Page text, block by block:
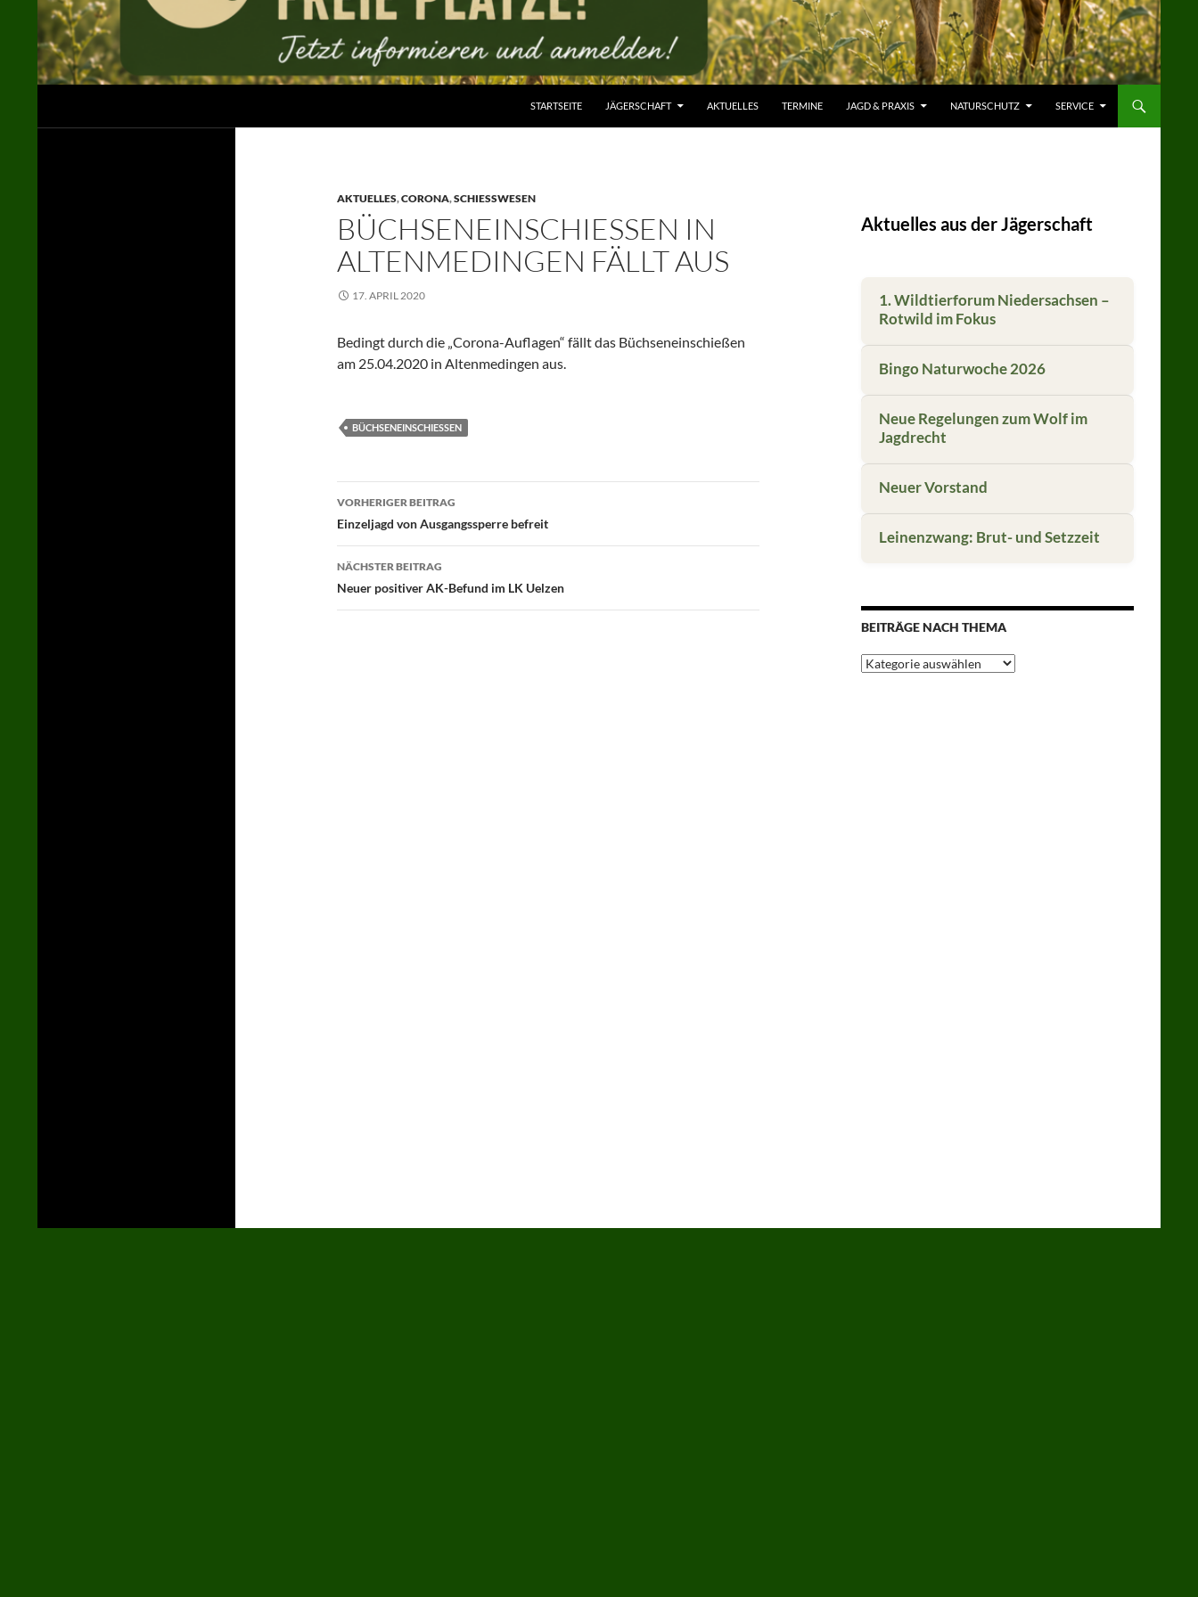
STARTSEITE JÄGERSCHAFT AKTUELLES TERMINE JAGD & PRAXIS NATURSCHUTZ SERVICE
AKTUELLES,CORONA,SCHIESSWESEN
BÜCHSENEINSCHIESSEN IN A
LTENMEDINGEN FÄLLT AUS
17. APRIL 2020
Bedingt durch die „Corona-Auflagen“ fällt das Büchseneinschießen
am 25.04.2020 in Altenmedingen aus.
BÜCHSENEINSCHIESSEN
Beitragsnavigation
VORHERIGER BEITRAG
Einzeljagd von Ausgangssperre befreit
NÄCHSTER BEITRAG
Neuer positiver AK-Befund im LK Uelzen
Aktuelles aus der Jägerschaft
1. Wildtierforum Niedersachsen –
Rotwild im Fokus
Bingo Naturwoche 2026
Neue Regelungen zum Wolf im
Jagdrecht
Neuer Vorstand
Leinenzwang: Brut- und Setzzeit
BEITRÄGE NACH THEMA
Beiträge
nach